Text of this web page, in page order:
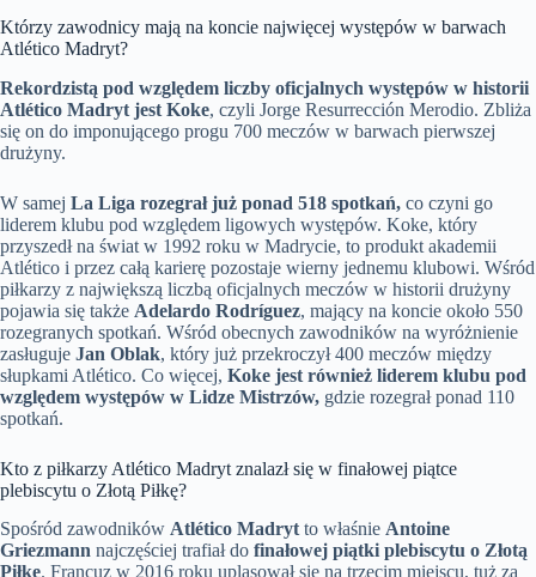
Którzy zawodnicy mają na koncie najwięcej występów w barwach
Atlético Madryt?
Rekordzistą pod względem liczby oficjalnych występów w historii
Atlético Madryt jest Koke, czyli Jorge Resurrección Merodio. Zbliża
się on do imponującego progu 700 meczów w barwach pierwszej
drużyny.
W samej La Liga rozegrał już ponad 518 spotkań, co czyni go
liderem klubu pod względem ligowych występów. Koke, który
przyszedł na świat w 1992 roku w Madrycie, to produkt akademii
Atlético i przez całą karierę pozostaje wierny jednemu klubowi. Wśród
piłkarzy z największą liczbą oficjalnych meczów w historii drużyny
pojawia się także Adelardo Rodríguez, mający na koncie około 550
rozegranych spotkań. Wśród obecnych zawodników na wyróżnienie
zasługuje Jan Oblak, który już przekroczył 400 meczów między
słupkami Atlético. Co więcej, Koke jest również liderem klubu pod
względem występów w Lidze Mistrzów, gdzie rozegrał ponad 110
spotkań.
Kto z piłkarzy Atlético Madryt znalazł się w finałowej piątce
plebiscytu o Złotą Piłkę?
Spośród zawodników Atlético Madryt to właśnie Antoine
Griezmann najczęściej trafiał do finałowej piątki plebiscytu o Złotą
Piłkę. Francuz w 2016 roku uplasował się na trzecim miejscu, tuż za